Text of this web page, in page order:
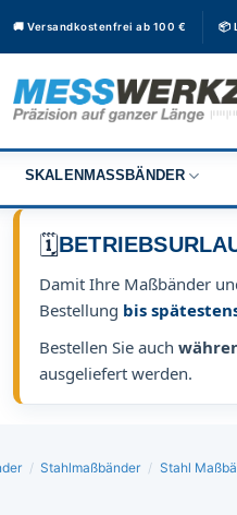
🚚 Versandkostenfrei ab 100 € 📦
SKALENMASSBÄNDER
🗓️
Damit Ihre Maßbänder
Bestellung bis
Bestellen Sie auch
ausgeliefert werden.
/ Stahlmaßbänder / Stahl